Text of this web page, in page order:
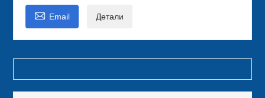
 Email Детали